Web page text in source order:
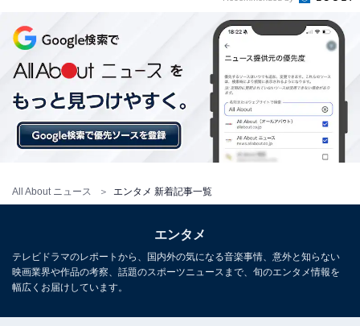
All About ニュース エンタメ 新着記事一覧
エンタメ
テレビドラマのレポートから、国内外の気になる音楽事情、意外と知らない
映画業界や作品の考察、話題のスポーツニュースまで、旬のエンタメ情報を
幅広くお届けしています。